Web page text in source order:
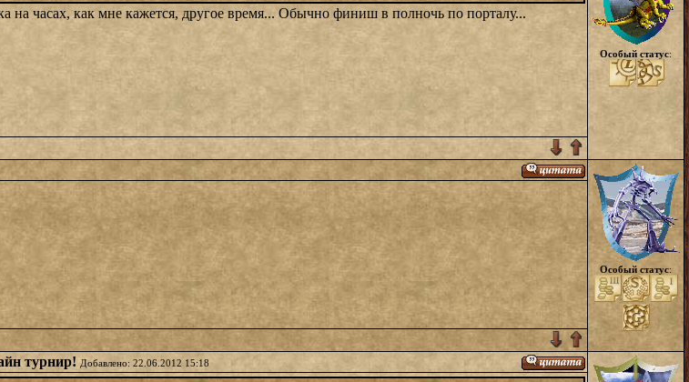
на часах, как мне кажется, другое время... Обычно финиш в полночь по порталу...
Особый статус:
Особый статус:
турнир! Добавлено: 22.06.2012 15:18